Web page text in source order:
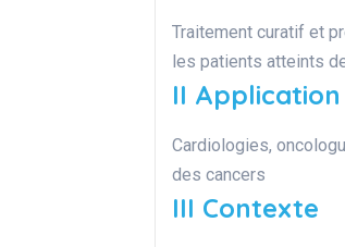
Traitement curatif et
les patients atteints
II Application
Cardiologies,
des cancers
III Contexte